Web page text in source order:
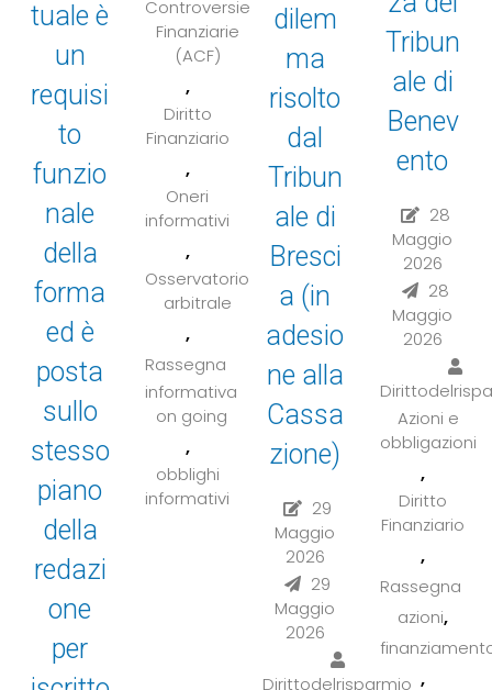
tuale è
un
requisi
to
funzio
nale
della
forma
ed è
posta
sullo
stesso
piano
della
redazi
one
per
Controversie
Finanziarie
(ACF)
,
Diritto
Finanziario
,
Oneri
informativi
,
Osservatorio
arbitrale
,
Rassegna
informativa
on going
,
obblighi
informativi
dilem
ma
risolto
dal
Tribun
ale di
Bresci
a (in
adesio
ne alla
Cassa
zione)
29
Maggio
2026
29
Maggio
2026
Dirittodelrisparmio
Tribun
ale di
Benev
ento
28
Maggio
2026
28
Maggio
2026
Azioni e
obbligazioni
,
Diritto
Finanziario
,
Rassegna
azioni,
,